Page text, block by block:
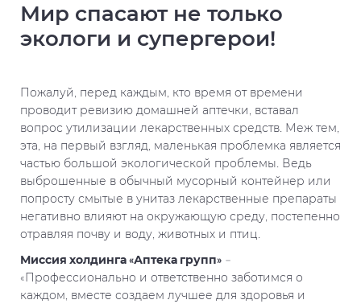
Мир спасают не только
экологи и супергерои!
Пожалуй, перед каждым, кто время от времени
проводит ревизию домашней аптечки, вставал
вопрос утилизации лекарственных средств. Меж тем,
эта, на первый взгляд, маленькая проблемка является
частью большой экологической проблемы. Ведь
выброшенные в обычный мусорный контейнер или
попросту смытые в унитаз лекарственные препараты
негативно влияют на окружающую среду, постепенно
отравляя почву и воду, животных и птиц.
Миссия холдинга «Аптека групп» –
«Профессионально и ответственно заботимся о
каждом, вместе создаем лучшее для здоровья и